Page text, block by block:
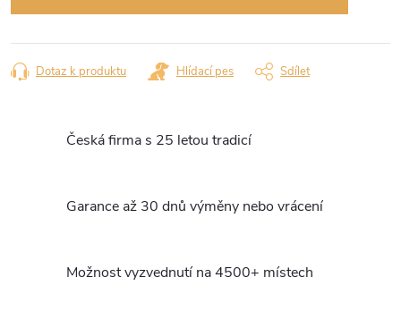
Dotaz k produktu Hlídací pes Sdílet
Česká firma s 25 letou tradicí
Garance až 30 dnů výměny nebo vrácení
Možnost vyzvednutí na 4500+ místech